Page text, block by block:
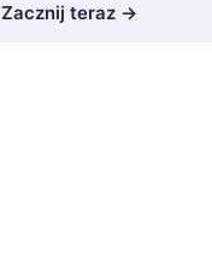
Zacznij teraz →